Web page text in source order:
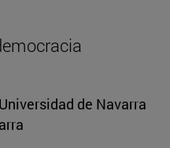
de Navarra